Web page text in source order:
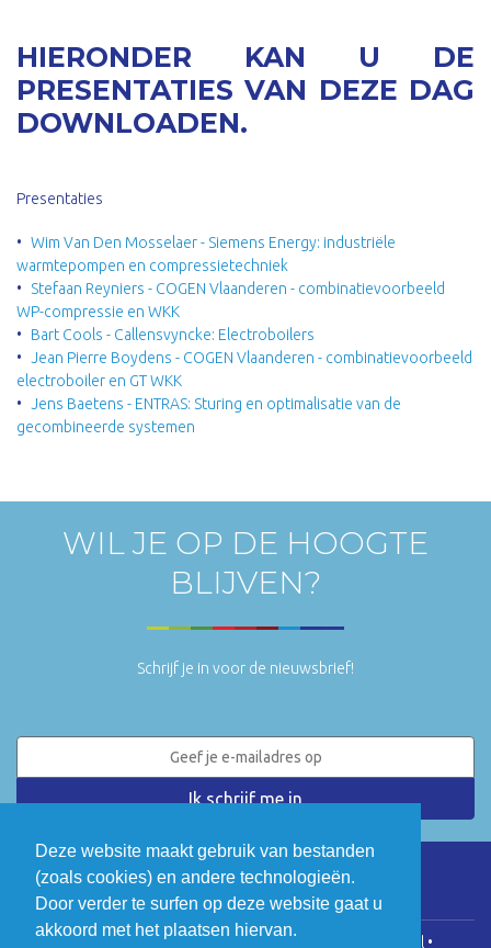
Deze website maakt gebruik van bestanden
(zoals cookies) en andere technologieën.
Door verder te surfen op deze website gaat u
akkoord met het plaatsen hiervan.
HIERONDER KAN U DE
PRESENTATIES VAN DEZE DAG
DOWNLOADEN.
Presentaties
Wim Van Den Mosselaer - Siemens Energy: industriële
warmtepompen en compressietechniek
Stefaan Reyniers - COGEN Vlaanderen - combinatievoorbeeld
WP-compressie en WKK
Bart Cools - Callensvyncke: Electroboilers
Jean Pierre Boydens - COGEN Vlaanderen - combinatievoorbeeld
electroboiler en GT WKK
Jens Baetens - ENTRAS: Sturing en optimalisatie van de
gecombineerde systemen
WIL JE OP DE HOOGTE
BLIJVEN?
Schrijf je in voor de nieuwsbrief!
LinkedIn Twitter
COGEN Vlaanderen • Koningsstraat 146, 1000 Brussel •